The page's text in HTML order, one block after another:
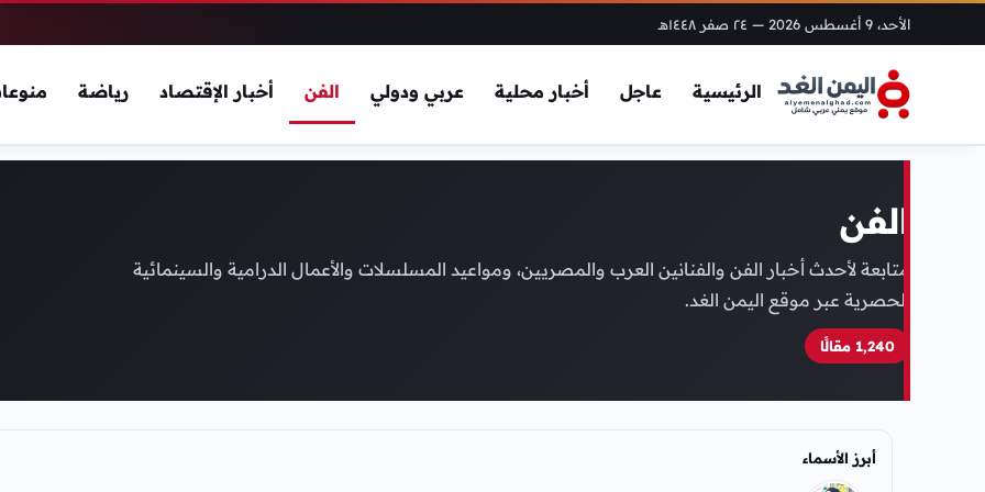
الأحد، 9 أغسطس 2026 — ٢٤ صفر ١٤٤٨هـ
الرئيسية عاجل أخبار محلية عربي ودولي الفن أخبار الإقتصاد رياضة
الفن
متابعة لأحدث أخبار الفن والفنانين العرب والمصريين، ومواعيد المسلسلات والأعمال الدرامية والسينمائية
الحصرية عبر موقع اليمن الغد.
1٬240 مقالًا
أبرز الأسماء